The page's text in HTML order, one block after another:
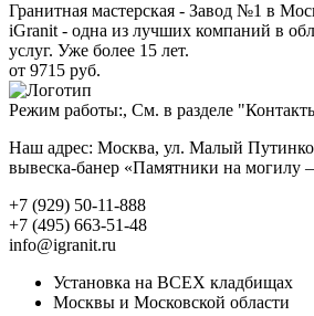
Гранитная мастерская - Завод №1 в
iGranit - одна из лучших компаний в
услуг. Уже более 15 лет.
от 9715 руб.
Режим работы:, См. в разделе
Наш адрес: Москва, ул. Малый
вывеска-банер «Памятники на могилу
+7 (929) 50-11-888
+7 (495) 663-51-48
info@igranit.ru
Установка на ВСЕХ кладбищах
Москвы и Московской области